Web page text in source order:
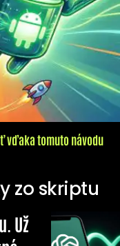
vďaka tomuto návodu
zo skriptu
Už